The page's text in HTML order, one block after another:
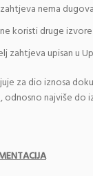
nema
koristi druge
zahtjeva upisan u
za dio iznosa
odnosno najviše do